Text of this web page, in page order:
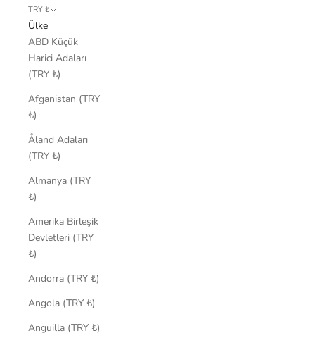
TRY ₺
Ülke
ABD Küçük
Harici Adaları
(TRY ₺)
Afganistan (TRY
₺)
Åland Adaları
(TRY ₺)
Almanya (TRY
₺)
Amerika Birleşik
Devletleri (TRY
₺)
Andorra (TRY ₺)
Angola (TRY ₺)
Anguilla (TRY ₺)